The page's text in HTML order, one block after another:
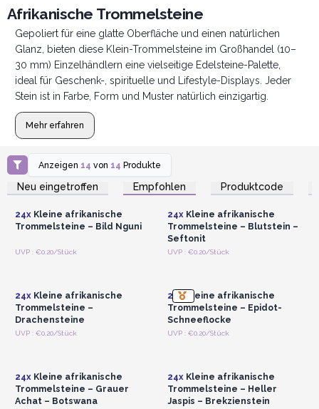
Afrikanische Trommelsteine
Gepoliert für eine glatte Oberfläche und einen natürlichen
Glanz, bieten diese Klein-Trommelsteine im Großhandel (10–
30 mm) Einzelhändlern eine vielseitige Edelsteine-Palette,
ideal für Geschenk-, spirituelle und Lifestyle-Displays. Jeder
Stein ist in Farbe, Form und Muster natürlich einzigartig.
Mehr erfahren
Anzeigen 14 von 14 Produkte
Neu eingetroffen Empfohlen Produktcode
Anmelden oder
Registrieren für
Großhandelspreise
24xKleine afrikanische
Trommelsteine – Bild Nguni
UVP : €0.20/Stück
Registrieren für
Großhandelspreise
24xKleine afrikanische
Trommelsteine – Blutstein –
Seftonit
UVP : €0.20/Stück
Anmelden oder
24xKleine afrikanische
Trommelsteine –
Drachensteine
UVP : €0.20/Stück
Anmelden oder
24xKleine afrikanische
Trommelsteine – Epidot-
Schneeflocke
UVP : €0.20/Stück
Anmelden oder
24xKleine afrikanische
Trommelsteine – Grauer
Achat – Botswana
Anmelden oder
24xKleine afrikanische
Trommelsteine – Heller
Jaspis – Brekzienstein